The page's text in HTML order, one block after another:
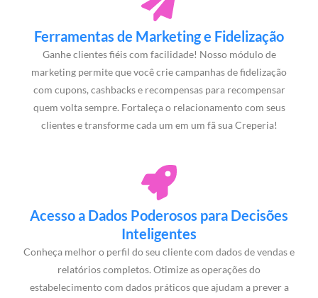
Ferramentas de Marketing e Fidelização
Ganhe clientes fiéis com facilidade! Nosso módulo de
marketing permite que você crie campanhas de fidelização
com cupons, cashbacks e recompensas para recompensar
quem volta sempre. Fortaleça o relacionamento com seus
clientes e transforme cada um em um fã sua Creperia!
Acesso a Dados Poderosos para Decisões
Inteligentes
Conheça melhor o perfil do seu cliente com dados de vendas e
relatórios completos. Otimize as operações do
estabelecimento com dados práticos que ajudam a prever a